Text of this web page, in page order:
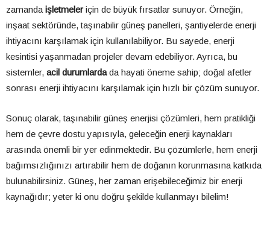
zamandaişletmeleriçin de büyük fırsatlar sunuyor. Örneğin,
inşaat sektöründe, taşınabilir güneş panelleri, şantiyelerde enerji
ihtiyacını karşılamak için kullanılabiliyor. Bu sayede, enerji
kesintisi yaşanmadan projeler devam edebiliyor. Ayrıca, bu
sistemler, acil durumlardada hayati öneme sahip; doğal afetler
sonrası enerji ihtiyacını karşılamak için hızlı bir çözüm sunuyor.
Sonuç olarak, taşınabilir güneş enerjisi çözümleri, hem pratikliği
hem de çevre dostu yapısıyla, geleceğin enerji kaynakları
arasında önemli bir yer edinmektedir. Bu çözümlerle, hem enerji
bağımsızlığınızı artırabilir hem de doğanın korunmasına katkıda
bulunabilirsiniz. Güneş, her zaman erişebileceğimiz bir enerji
kaynağıdır; yeter ki onu doğru şekilde kullanmayı bilelim!